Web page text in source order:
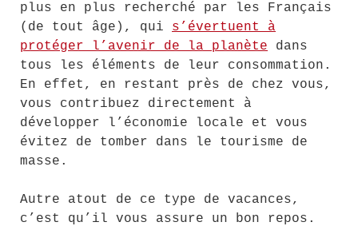
plus en plus recherché par les Français
(de tout âge), qui s’évertuent à
protéger l’avenir de la planète dans
tous les éléments de leur consommation.
En effet, en restant près de chez vous,
vous contribuez directement à
développer l’économie locale et vous
évitez de tomber dans le tourisme de
masse.
Autre atout de ce type de vacances,
c’est qu’il vous assure un bon repos.